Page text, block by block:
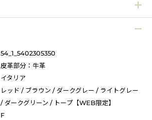
54_1_5402305350
皮革部分：牛革
イタリア
レッド / ブラウン / ダークグレー / ライトグレー
/ ダークグリーン / トープ【WEB限定】
F